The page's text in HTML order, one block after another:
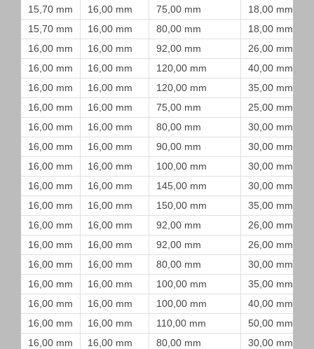
15,70 mm 16,00 mm 75,00 mm
18,00 mm
15,70 mm
16,00 mm 80,00 mm
18,00 mm
16,00 mm
16,00 mm 92,00 mm
26,00 mm
16,00 mm
16,00 mm 120,00 mm
40,00 mm
16,00 mm
16,00 mm 120,00 mm
35,00 mm
16,00 mm
16,00 mm 75,00 mm
25,00 mm
16,00 mm
16,00 mm 80,00 mm
30,00 mm
16,00 mm
16,00 mm 90,00 mm
30,00 mm
16,00 mm
16,00 mm 100,00 mm
30,00 mm
16,00 mm
16,00 mm 145,00 mm
30,00 mm
16,00 mm
16,00 mm 150,00 mm
35,00 mm
16,00 mm
16,00 mm 92,00 mm
26,00 mm
16,00 mm
16,00 mm 92,00 mm
26,00 mm
16,00 mm
16,00 mm 80,00 mm
30,00 mm
16,00 mm
16,00 mm 100,00 mm
35,00 mm
16,00 mm
16,00 mm 100,00 mm
40,00 mm
16,00 mm
16,00 mm 110,00 mm
50,00 mm
16,00 mm
16,00 mm 80,00 mm
30,00 mm